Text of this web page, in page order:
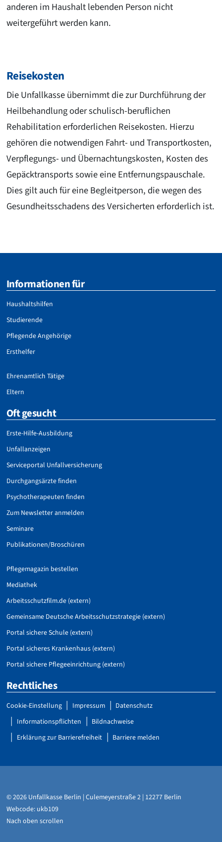
anderen im Haushalt lebenden Person nicht
weitergeführt werden kann.
Reisekosten
Die Unfallkasse übernimmt die zur Durchführung der
Heilbehandlung oder schulisch-beruflichen
Rehabilitation erforderlichen Reisekosten. Hierzu
gehören die notwendigen Fahrt- und Transportkosten,
Verpflegungs- und Übernachtungskosten, Kosten des
Gepäcktransports sowie eine Entfernungspauschale.
Dies gilt auch für eine Begleitperson, die wegen des
Gesundheitsschadens des Versicherten erforderlich ist.
Informationen für
Haushaltshilfen
Studierende
Pflegende Angehörige
Ersthelfer
Ehrenamtlich Tätige
Eltern
Oft gesucht
Erste-Hilfe-Ausbildung
Unfallanzeigen
Serviceportal Unfallversicherung
Durchgangsärzte finden
Psychotherapeuten finden
Zum Newsletter anmelden
Seminare
Publikationen/Broschüren
Pflegemagazin bestellen
Mediathek
Arbeitsschutzfilm.de (extern)
Gemeinsame Deutsche Arbeitsschutzstrategie (extern)
Portal sichere Schule (extern)
Portal sicheres Krankenhaus (extern)
Portal sichere Pflegeeinrichtung (extern)
Rechtliches
Cookie-Einstellung Impressum
Datenschutz
Informationspflichten
Bildnachweise
Erklärung zur Barrierefreiheit
Barriere melden
© 2026 Unfallkasse Berlin | Culemeyerstraße 2 | 12277 Berlin
Webcode: ukb109
Nach oben scrollen